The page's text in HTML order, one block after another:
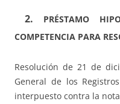
2.
PRÉSTAMO
COMPETENCIA PARA
Resolución de 21 de
General de los
interpuesto contra la